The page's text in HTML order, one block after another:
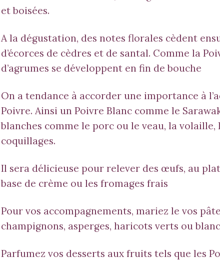
et boisées.
A la dégustation, des notes florales cèdent
d’écorces de cèdres et de santal. Comme la
d’agrumes se développent en fin de bouche
On a tendance à accorder une importance à
Poivre. Ainsi un Poivre Blanc comme le
blanches comme le porc ou le veau, la volaille,
coquillages.
Il sera délicieuse pour relever des œufs, au
base de crème ou les fromages frais
Pour vos accompagnements, mariez le vos
champignons, asperges, haricots verts ou
Parfumez vos desserts aux fruits tels que les